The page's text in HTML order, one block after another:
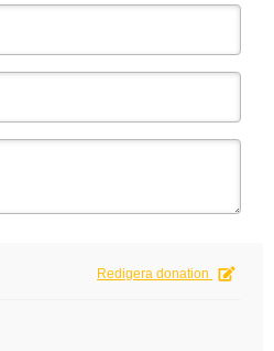
Redigera donation